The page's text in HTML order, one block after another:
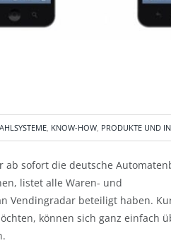
, KNOW-HOW, PRODUKTE UND
sofort die deutsche
listet alle Waren- und
Vendingradar beteiligt haben.
können sich ganz einfach